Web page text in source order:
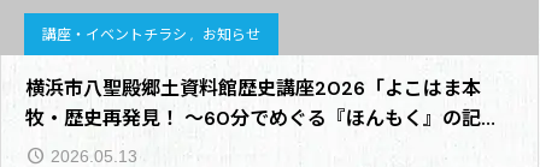
講座・イベントチラシ , お知らせ
横浜市八聖殿郷土資料館歴史講座2026「よこはま本
牧・歴史再発見！ 〜60分でめぐる『ほんもく』の記
憶〜」の開催と申込について
2026.05.13